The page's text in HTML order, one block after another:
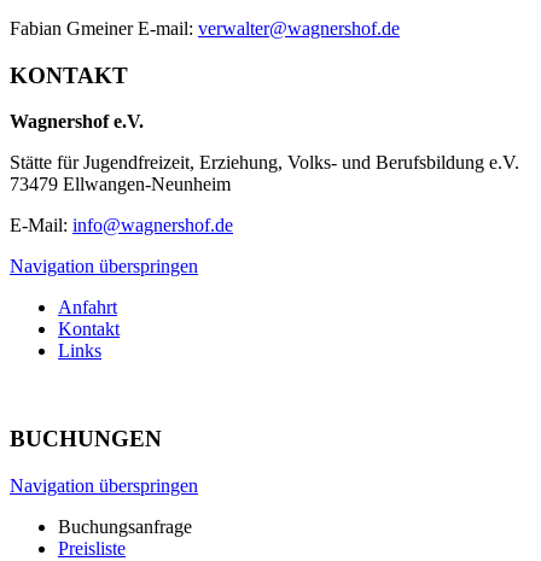
Fabian Gmeiner E-mail: verwalter@wagnershof.de
KONTAKT
Wagnershof e.V.
Stätte für Jugendfreizeit, Erziehung, Volks- und Berufsbildung e.V.
73479 Ellwangen-Neunheim
E-Mail: info@wagnershof.de
Navigation überspringen
Anfahrt
Kontakt
Links
BUCHUNGEN
Navigation überspringen
Buchungsanfrage
Preisliste